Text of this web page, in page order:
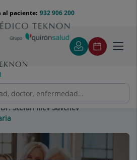
932 906 200
al paciente:
Dr. Stefan Iliev Savchev